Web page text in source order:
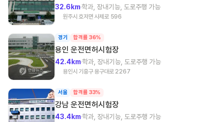
32.6km학과, 장내기능, 도로주행 가능
원주시 호저면 사제로 596
경기 합격률 36%
용인 운전면허시험장
42.4km학과, 장내기능, 도로주행 가능
용인시 기흥구 용구대로 2267
서울 합격률 33%
강남 운전면허시험장
43.4km학과, 장내기능, 도로주행 가능